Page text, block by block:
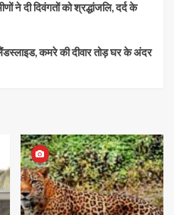
ने दी दिवंगतों को श्रद्धांजलि, दर्द के
कमरे की दीवार तोड़ घर के अंदर